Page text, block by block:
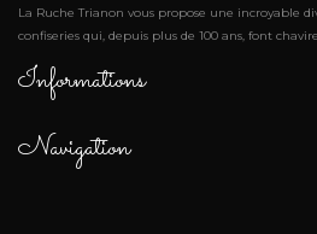
La Ruche Trianon vous propose une incroyable
confiseries qui, depuis plus de 100 ans, font
Informations
Navigation